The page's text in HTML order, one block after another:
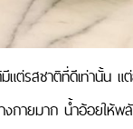
แต่รสชาติที่ดีเท่านั้น
กายมาก น้ำอ้อยให้พลั